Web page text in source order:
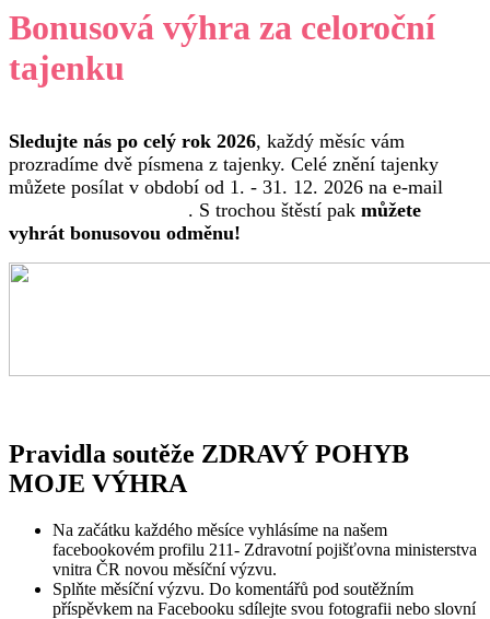
Bonusová výhra za celoroční
tajenku
Sledujte nás po celý rok 2026, každý měsíc vám
prozradíme dvě písmena z tajenky. Celé znění tajenky
můžete posílat v období od 1. - 31. 12. 2026 na e-mail
. S trochou štěstí pak můžete
vyhrát bonusovou odměnu!
Pravidla soutěže ZDRAVÝ POHYB
MOJE VÝHRA
Na začátku každého měsíce vyhlásíme na našem
facebookovém profilu 211- Zdravotní pojišťovna ministerstva
vnitra ČR novou měsíční výzvu.
Splňte měsíční výzvu. Do komentářů pod soutěžním
příspěvkem na Facebooku sdílejte svou fotografii nebo slovní